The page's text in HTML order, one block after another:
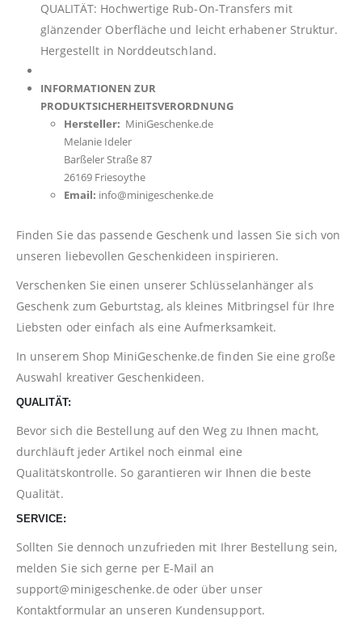
QUALITÄT: Hochwertige Rub-On-Transfers mit
glänzender Oberfläche und leicht erhabener Struktur.
Hergestellt in Norddeutschland.
INFORMATIONEN ZUR
PRODUKTSICHERHEITSVERORDNUNG
Hersteller: MiniGeschenke.de
Melanie Ideler
Barßeler Straße 87
26169 Friesoythe
Email: info@minigeschenke.de
Finden Sie das passende Geschenk und lassen Sie sich von
unseren liebevollen Geschenkideen inspirieren.
Verschenken Sie einen unserer Schlüsselanhänger als
Geschenk zum Geburtstag, als kleines Mitbringsel für Ihre
Liebsten oder einfach als eine Aufmerksamkeit.
In unserem Shop MiniGeschenke.de finden Sie eine große
Auswahl kreativer Geschenkideen.
QUALITÄT:
Bevor sich die Bestellung auf den Weg zu Ihnen macht,
durchläuft jeder Artikel noch einmal eine
Qualitätskontrolle. So garantieren wir Ihnen die beste
Qualität.
SERVICE:
Sollten Sie dennoch unzufrieden mit Ihrer Bestellung sein,
melden Sie sich gerne per E-Mail an
support@minigeschenke.de oder über unser
Kontaktformular an unseren Kundensupport.